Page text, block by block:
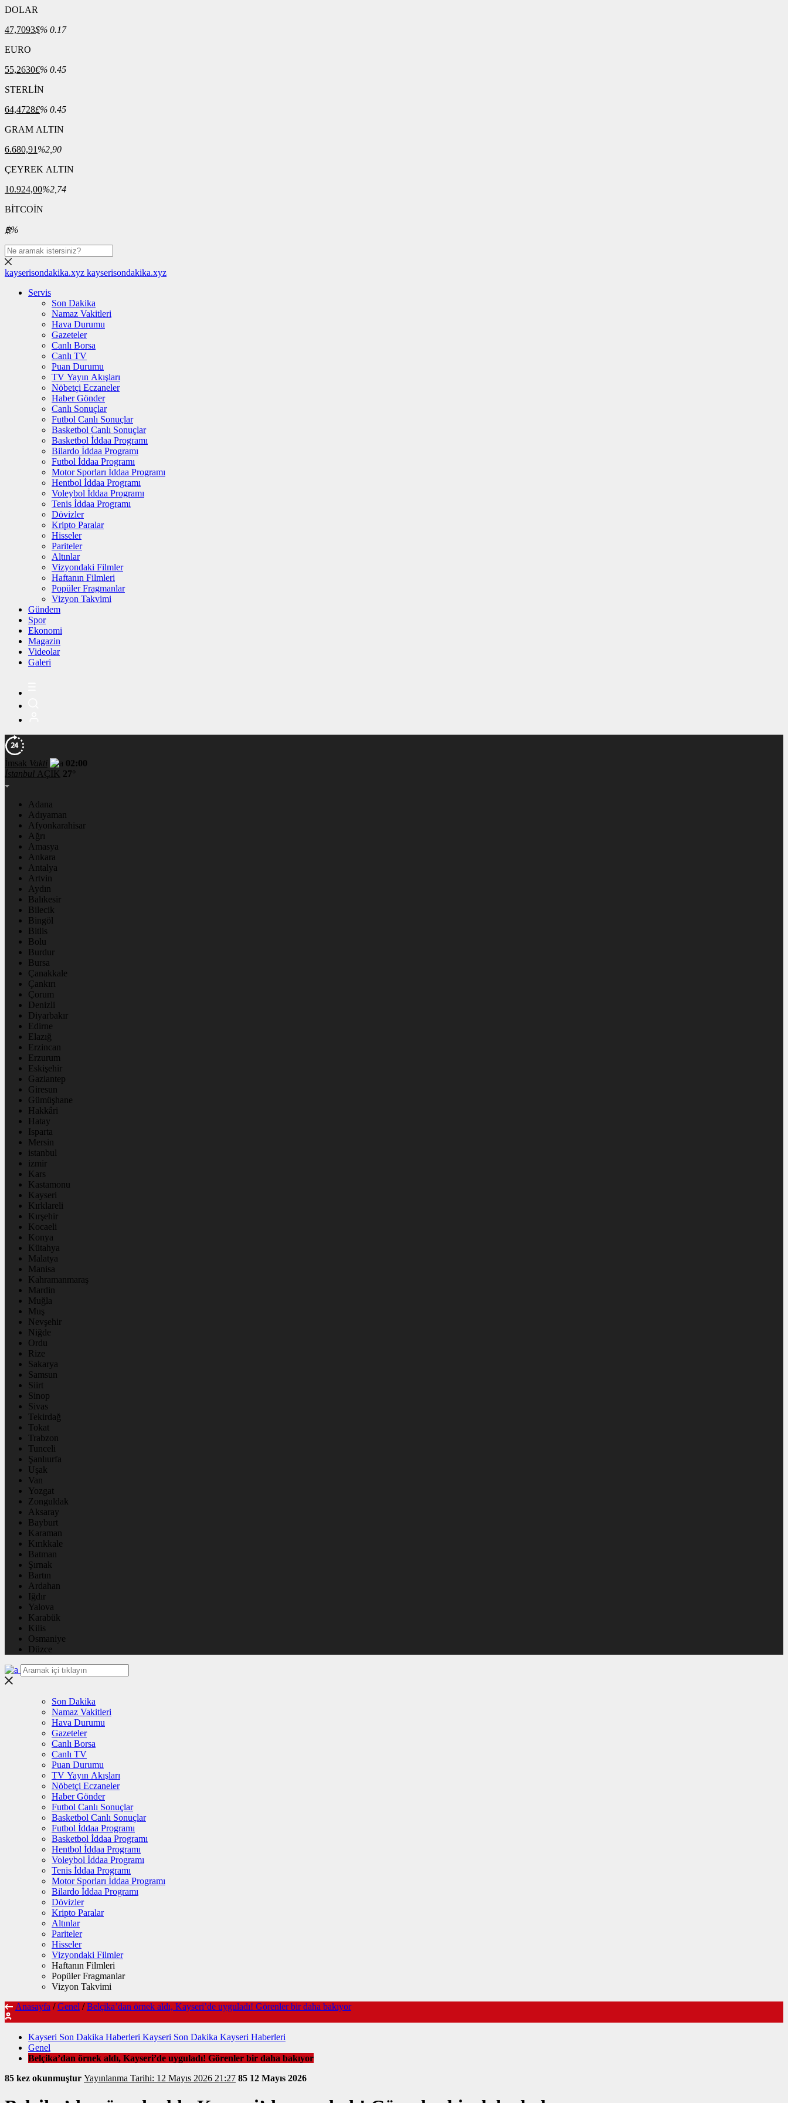
DOLAR
47,7093$% 0.17
EURO
55,2630€% 0.45
STERLİN
64,4728£% 0.45
GRAM ALTIN
6.680,91 %2,90
ÇEYREK ALTIN
10.924,00%2,74
BİTCOİN
฿%
kayserisondakika.xyz kayserisondakika.xyz
Servis
Son Dakika
Namaz Vakitleri
Hava Durumu
Gazeteler
Canlı Borsa
Canlı TV
Puan Durumu
TV Yayın Akışları
Nöbetçi Eczaneler
Haber Gönder
Canlı Sonuçlar
Futbol Canlı Sonuçlar
Basketbol Canlı Sonuçlar
Basketbol İddaa Programı
Bilardo İddaa Programı
Futbol İddaa Programı
Motor Sporları İddaa Programı
Hentbol İddaa Programı
Voleybol İddaa Programı
Tenis İddaa Programı
Dövizler
Kripto Paralar
Hisseler
Pariteler
Altınlar
Vizyondaki Filmler
Haftanın Filmleri
Popüler Fragmanlar
Vizyon Takvimi
Gündem
Spor
Ekonomi
Magazin
Videolar
Galeri
İmsak Vakti
02:00
İstanbul AÇIK 27°
Adana
Adıyaman
Afyonkarahisar
Ağrı
Amasya
Ankara
Antalya
Artvin
Aydın
Balıkesir
Bilecik
Bingöl
Bitlis
Bolu
Burdur
Bursa
Çanakkale
Çankırı
Çorum
Denizli
Diyarbakır
Edirne
Elazığ
Erzincan
Erzurum
Eskişehir
Gaziantep
Giresun
Gümüşhane
Hakkâri
Hatay
Isparta
Mersin
istanbul
izmir
Kars
Kastamonu
Kayseri
Kırklareli
Kırşehir
Kocaeli
Konya
Kütahya
Malatya
Manisa
Kahramanmaraş
Mardin
Muğla
Muş
Nevşehir
Niğde
Ordu
Rize
Sakarya
Samsun
Siirt
Sinop
Sivas
Tekirdağ
Tokat
Trabzon
Tunceli
Şanlıurfa
Uşak
Van
Yozgat
Zonguldak
Aksaray
Bayburt
Karaman
Kırıkkale
Batman
Şırnak
Bartın
Ardahan
Iğdır
Yalova
Karabük
Kilis
Osmaniye
Düzce
Son Dakika
Namaz Vakitleri
Hava Durumu
Gazeteler
Canlı Borsa
Canlı TV
Puan Durumu
TV Yayın Akışları
Nöbetçi Eczaneler
Haber Gönder
Futbol Canlı Sonuçlar
Basketbol Canlı Sonuçlar
Futbol İddaa Programı
Basketbol İddaa Programı
Hentbol İddaa Programı
Voleybol İddaa Programı
Tenis İddaa Programı
Motor Sporları İddaa Programı
Bilardo İddaa Programı
Dövizler
Kripto Paralar
Altınlar
Pariteler
Hisseler
Vizyondaki Filmler
Haftanın Filmleri
Popüler Fragmanlar
Vizyon Takvimi
Anasayfa / Genel / Belçika’dan örnek aldı, Kayseri’de uyguladı! Görenler bir daha bakıyor
Kayseri Son Dakika Haberleri Kayseri Son Dakika Kayseri Haberleri
Genel
Belçika’dan örnek aldı, Kayseri’de uyguladı! Görenler bir daha bakıyor
85 kez okunmuştur
Yayınlanma Tarihi: 12 Mayıs 2026 21:27 85 12 Mayıs 2026